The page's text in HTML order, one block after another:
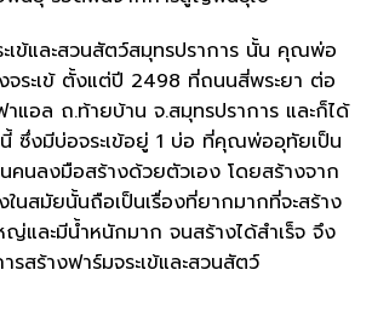
เข้และสวนสัตว์สมุทรปราการ นั้น คุณพ่อ
จระเข้ ตั้งแต่ปี 2498 ที่ถนนสี่พระยา ต่อ
าแอล ถ.ท้ายบ้าน จ.สมุทรปราการ และก็ได้
ซึ่งมีบ่อจระเข้อยู่ 1 บ่อ ที่คุณพ่ออุทัยเป็น
คนลงมือสร้างด้วยตัวเอง โดยสร้างจาก
นสมัยนั้นถือเป็นเรื่องที่ยากมากที่จะสร้าง
และมีน้ำหนักมาก จนสร้างได้สำเร็จ จึง
รสร้างฟาร์มจระเข้และสวนสัตว์